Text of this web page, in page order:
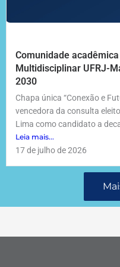
Comunidade
Multidisciplinar UFRJ-
2030
Chapa única “Conexão e
vencedora da consulta
Lima como candidato a
Leia mais...
17 de julho de 2026